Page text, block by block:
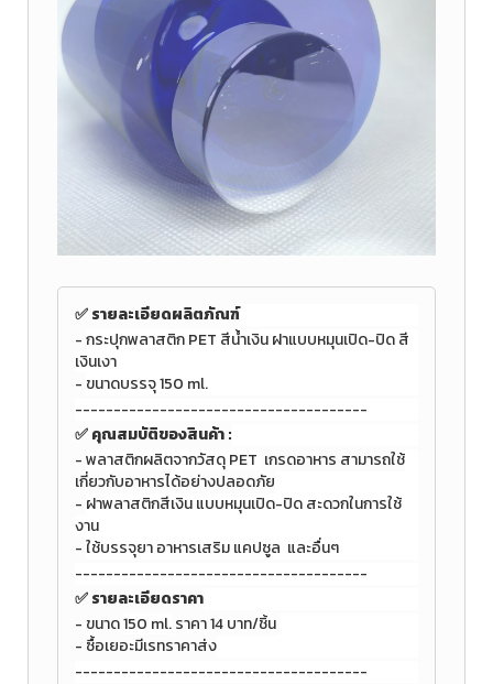
✅ รายละเอียดผลิตภัณฑ์
-กระปุกพลาสติก PET สีน้ำเงิน ฝาแบบหมุนเปิด-ปิด สี
เงินเงา
- ขนาดบรรจุ 150 ml.
--------------------------------------
✅คุณสมบัติของสินค้า :
-พลาสติกผลิตจากวัสดุ PET เกรดอาหาร สามารถใช้
เกี่ยวกับอาหารได้อย่างปลอดภัย
- ฝาพลาสติกสีเงิน แบบหมุนเปิด-ปิด สะดวกในการใช้
งาน
-ใช้บรรจุยา อาหารเสริม แคปซูล และอื่นๆ
--------------------------------------
✅ รายละเอียดราคา
- ขนาด150 ml.ราคา 14 บาท/ชิ้น
- ซื้อเยอะมีเรทราคาส่ง
--------------------------------------